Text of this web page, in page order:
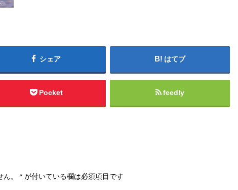
シェア はてブ
Pocket feedly
。 * が付いている欄は必須項目です